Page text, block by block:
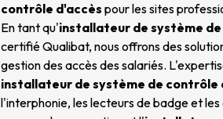
contrôle d'accès pour les sites
En tant qu'installateur de système
certifié Qualibat, nous offrons des
gestion des accès des salariés.
installateur de système de contrôle
l'interphonie, les lecteurs de badge et